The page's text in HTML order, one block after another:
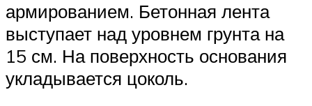
армированием. Бетонная лента
выступает над уровнем грунта на
15 см. На поверхность основания
укладывается цоколь.